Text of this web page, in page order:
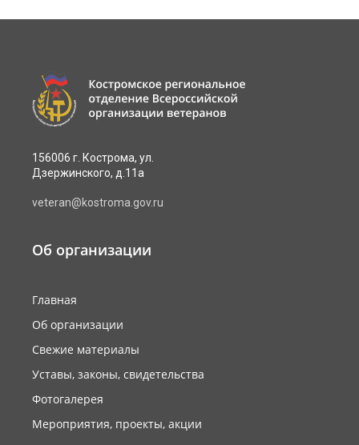
156006 г. Кострома, ул.
Дзержинского, д.11а
veteran@kostroma.gov.ru
Об организации
Главная
Об организации
Свежие материалы
Уставы, законы, свидетельства
Фотогалерея
Мероприятия, проекты, акции